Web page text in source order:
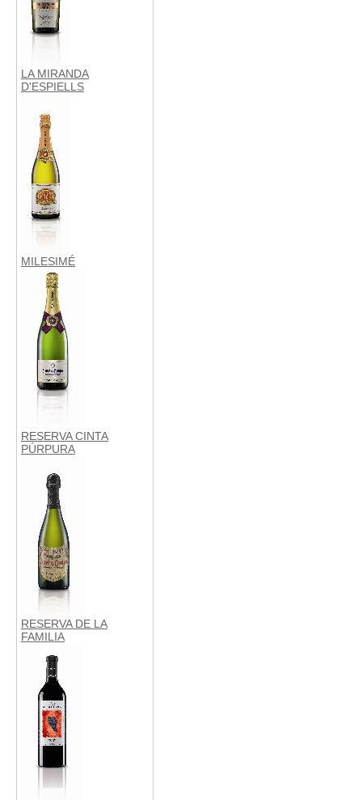
LA MIRANDA
D'ESPIELLS
MILESIMÉ
RESERVA CINTA
PÚRPURA
RESERVA DE LA
FAMILIA